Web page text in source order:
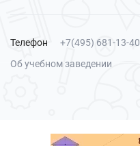
Телефон
+7(495) 681-13-40
Об учебном заведении